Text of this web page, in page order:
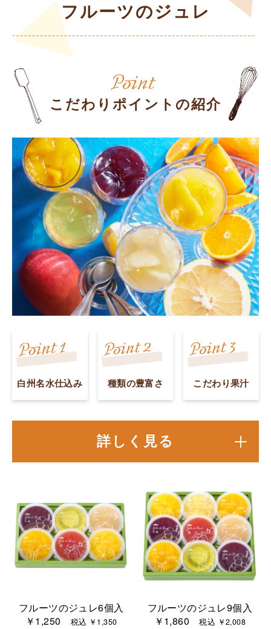
フルーツのジュレ
こだわりポイントの紹介
白州名水仕込み 種類の豊富さ こだわり果汁
詳しく見る
フルーツのジュレ6個入
￥1,250
税込 ￥1,350
フルーツのジュレ9個入
￥1,860税込 ￥2,008